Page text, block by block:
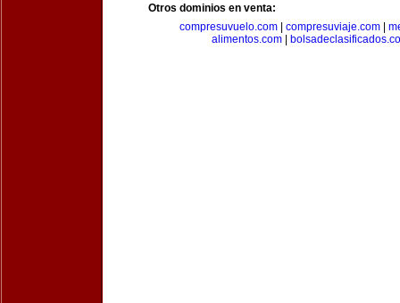
Otros dominios en venta:
compresuvuelo.com
compresuviaje.com
alimentos.com